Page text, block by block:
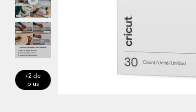
+2 de
plus